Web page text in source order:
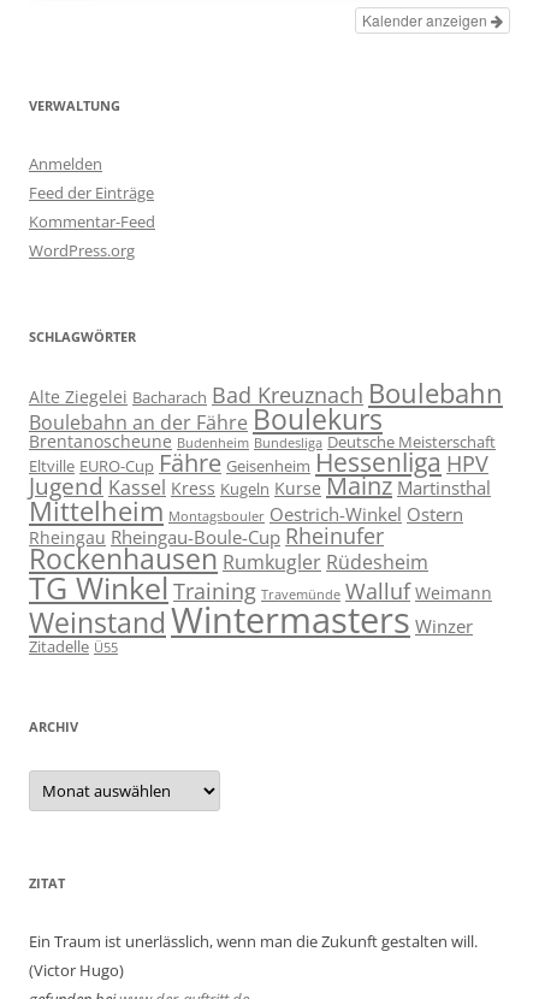
Kalender anzeigen
VERWALTUNG
Anmelden
Feed der Einträge
Kommentar-Feed
WordPress.org
SCHLAGWÖRTER
Alte Ziegelei Bacharach Bad Kreuznach Boulebahn
Boulebahn an der Fähre Boulekurs
Brentanoscheune Budenheim Bundesliga Deutsche Meisterschaft
Eltville EURO-Cup Fähre Geisenheim Hessenliga HPV
Jugend Kassel Kress Kugeln Kurse Mainz Martinsthal
Mittelheim Montagsbouler Oestrich-Winkel Ostern
Rheingau Rheingau-Boule-Cup Rheinufer
Rockenhausen Rumkugler Rüdesheim
TG WinkelTraining Travemünde Walluf Weimann
WeinstandWintermasters Winzer
Zitadelle Ü55
ARCHIV
Archiv
ZITAT
Ein Traum ist unerlässlich, wenn man die Zukunft gestalten will.
(Victor Hugo)